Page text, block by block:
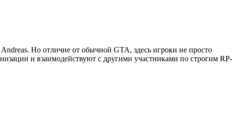
Но отличие от обычной GTA, здесь игроки не просто
и взаимодействуют с другими участниками по строгим RP-